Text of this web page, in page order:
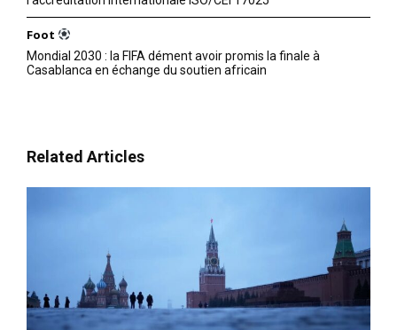
l'information
Foot
Mondial 2030 : la FIFA dément avoir promis la finale à
Casablanca en échange du soutien africain
Related Articles